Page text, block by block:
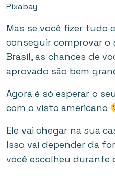
Pixabay
Mas se você fizer tudo
conseguir comprovar o
Brasil, as chances de
aprovado são bem
Agora é só esperar o
com o visto americano
Ele vai chegar na sua
Isso vai depender da
você escolheu durante